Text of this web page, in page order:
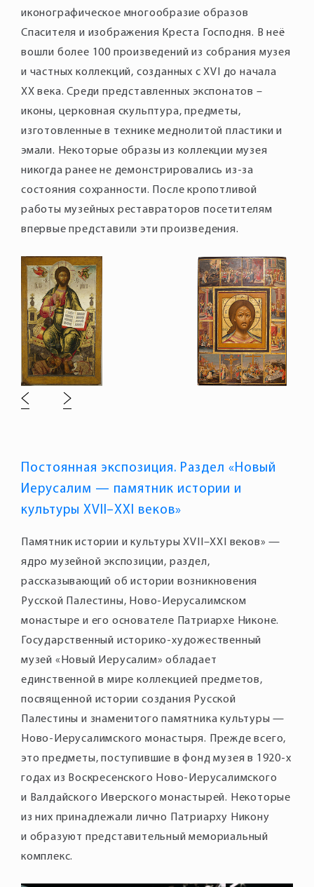
иконографическое многообразие образов
Спасителя и изображения Креста Господня. В неё
вошли более 100 произведений из собрания музея
и частных коллекций, созданных с XVI до начала
XX века. Среди представленных экспонатов –
иконы, церковная скульптура, предметы,
изготовленные в технике меднолитой пластики и
эмали. Некоторые образы из коллекции музея
никогда ранее не демонстрировались из-за
состояния сохранности. После кропотливой
работы музейных реставраторов посетителям
впервые представили эти произведения.
Постоянная экспозиция. Раздел «Новый
Иерусалим — памятник истории и
культуры XVII–XXI веков»
Памятник истории и культуры XVII–XXI веков» —
ядро музейной экспозиции, раздел,
рассказывающий об истории возникновения
Русской Палестины, Ново-Иерусалимском
монастыре и его основателе Патриархе Никоне.
Государственный историко-художественный
музей «Новый Иерусалим» обладает
единственной в мире коллекцией предметов,
посвященной истории создания Русской
Палестины и знаменитого памятника культуры —
Ново-Иерусалимского монастыря. Прежде всего,
это предметы, поступившие в фонд музея в 1920-х
годах из Воскресенского Ново-Иерусалимского
и Валдайского Иверского монастырей. Некоторые
из них принадлежали лично Патриарху Никону
и образуют представительный мемориальный
комплекс.